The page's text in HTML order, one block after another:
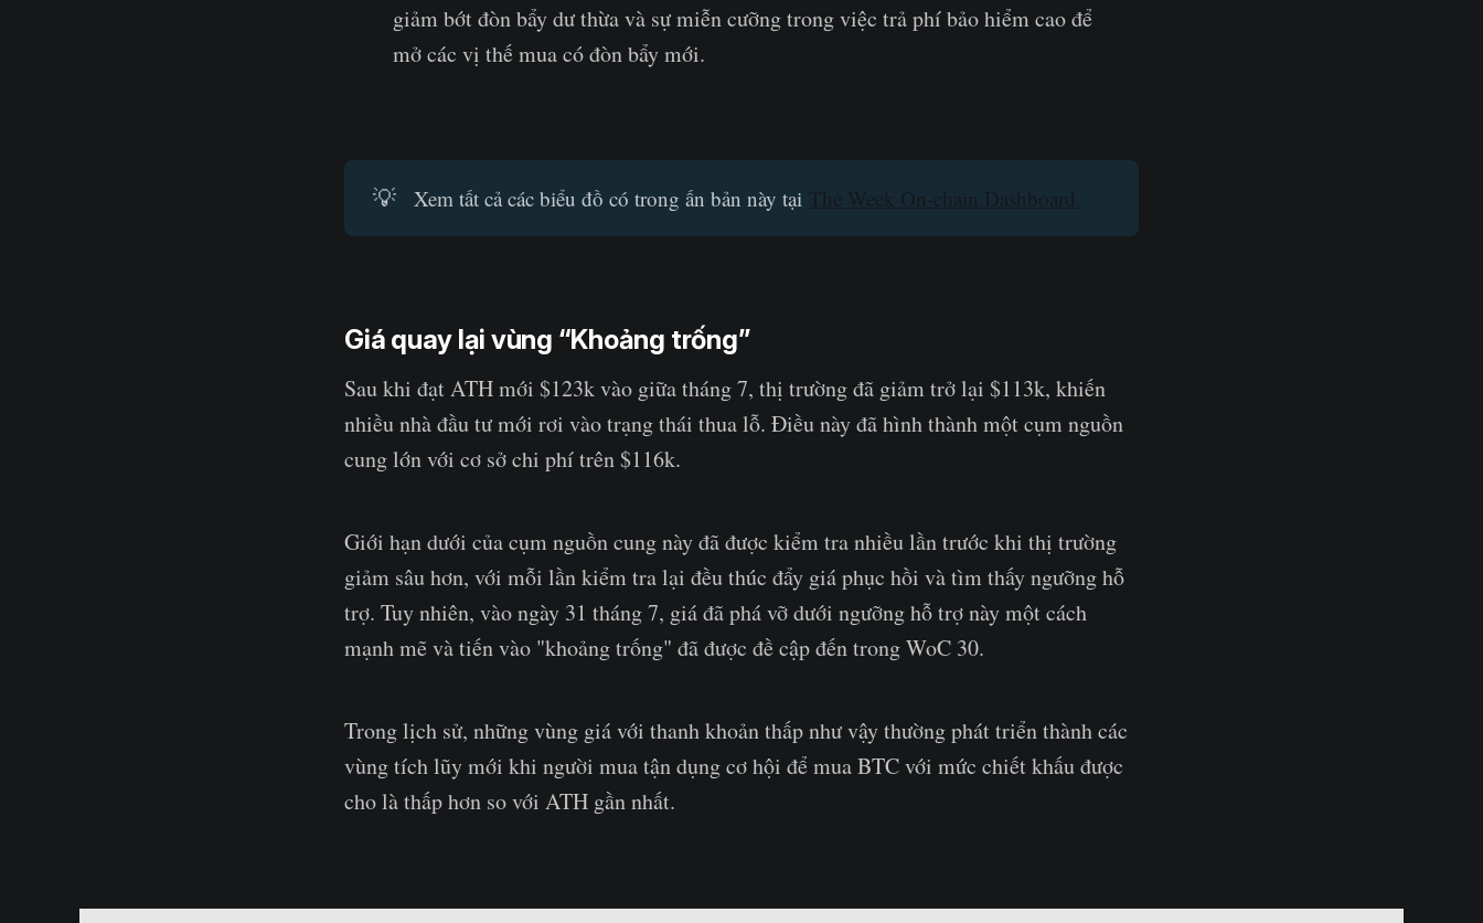
giảm bớt đòn bẩy dư thừa và sự miễn cưỡng trong việc trả phí bảo hiểm cao để
mở các vị thế mua có đòn bẩy mới.
💡 Xem tất cả các biểu đồ có trong ấn bản này tại The Week On-chain Dashboard.
Giá quay lại vùng “Khoảng trống”
Sau khi đạt ATH mới $123k vào giữa tháng 7, thị trường đã giảm trở lại $113k, khiến
nhiều nhà đầu tư mới rơi vào trạng thái thua lỗ. Điều này đã hình thành một cụm nguồn
cung lớn với cơ sở chi phí trên $116k.
Giới hạn dưới của cụm nguồn cung này đã được kiểm tra nhiều lần trước khi thị trường
giảm sâu hơn, với mỗi lần kiểm tra lại đều thúc đẩy giá phục hồi và tìm thấy ngưỡng hỗ
trợ. Tuy nhiên, vào ngày 31 tháng 7, giá đã phá vỡ dưới ngưỡng hỗ trợ này một cách
mạnh mẽ và tiến vào "khoảng trống" đã được đề cập đến trong WoC 30.
Trong lịch sử, những vùng giá với thanh khoản thấp như vậy thường phát triển thành các
vùng tích lũy mới khi người mua tận dụng cơ hội để mua BTC với mức chiết khấu được
cho là thấp hơn so với ATH gần nhất.